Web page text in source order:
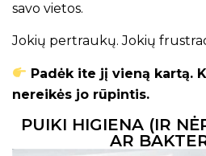
savo vietos.
Jokių pertraukų. Jokių
Padėk ite jį vieną kartą.
nereikės jo rūpintis.
PUIKI HIGIENA (IR
AR